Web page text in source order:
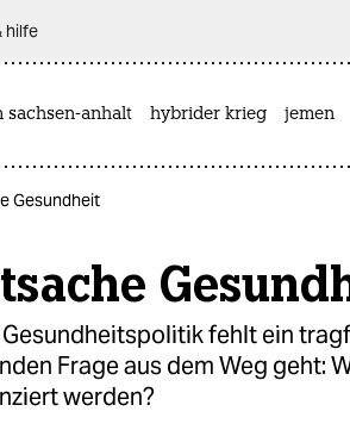
hilfe
sachsen-anhalt hybrider krieg jemen
Gesundheit
fehlt ein
Frage aus dem Weg geht:
werden?